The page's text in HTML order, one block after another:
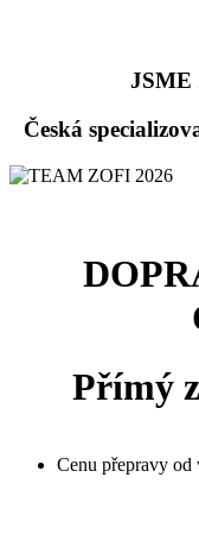
JSME
Česká
Přímý
Cenu přepravy od